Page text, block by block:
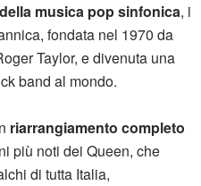
musica pop sinfonica, i
fondata nel 1970 da
Taylor, e divenuta una
band al mondo.
riarrangiamento completo
più noti dei Queen, che
di tutta Italia,